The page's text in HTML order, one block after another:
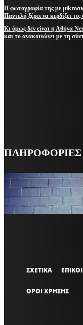
Η φωτογραφία της με
Παντελή ξέρει να κερδίζει
Κι όμως δεν είναι η Αθήνα
και το ανακοινώνει με τη
ΠΛΗΡΟΦΟΡΙΕΣ
OFFICIAL
ΣΧΕΤΙΚΑ
ΟΡΟΙ ΧΡΗΣΗΣ